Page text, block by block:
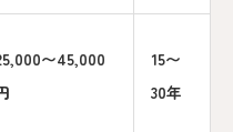
〜45,000
15〜
30年